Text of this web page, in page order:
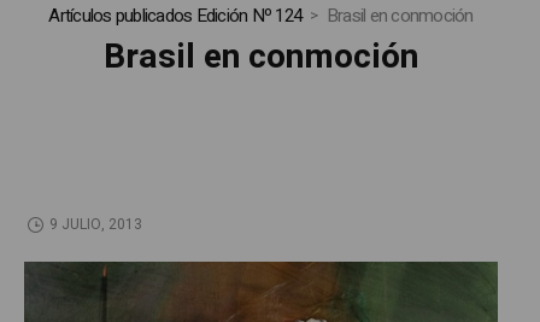
Artículos publicados Edición Nº 124
Brasil en conmoción
Brasil en conmoción
9 JULIO, 2013